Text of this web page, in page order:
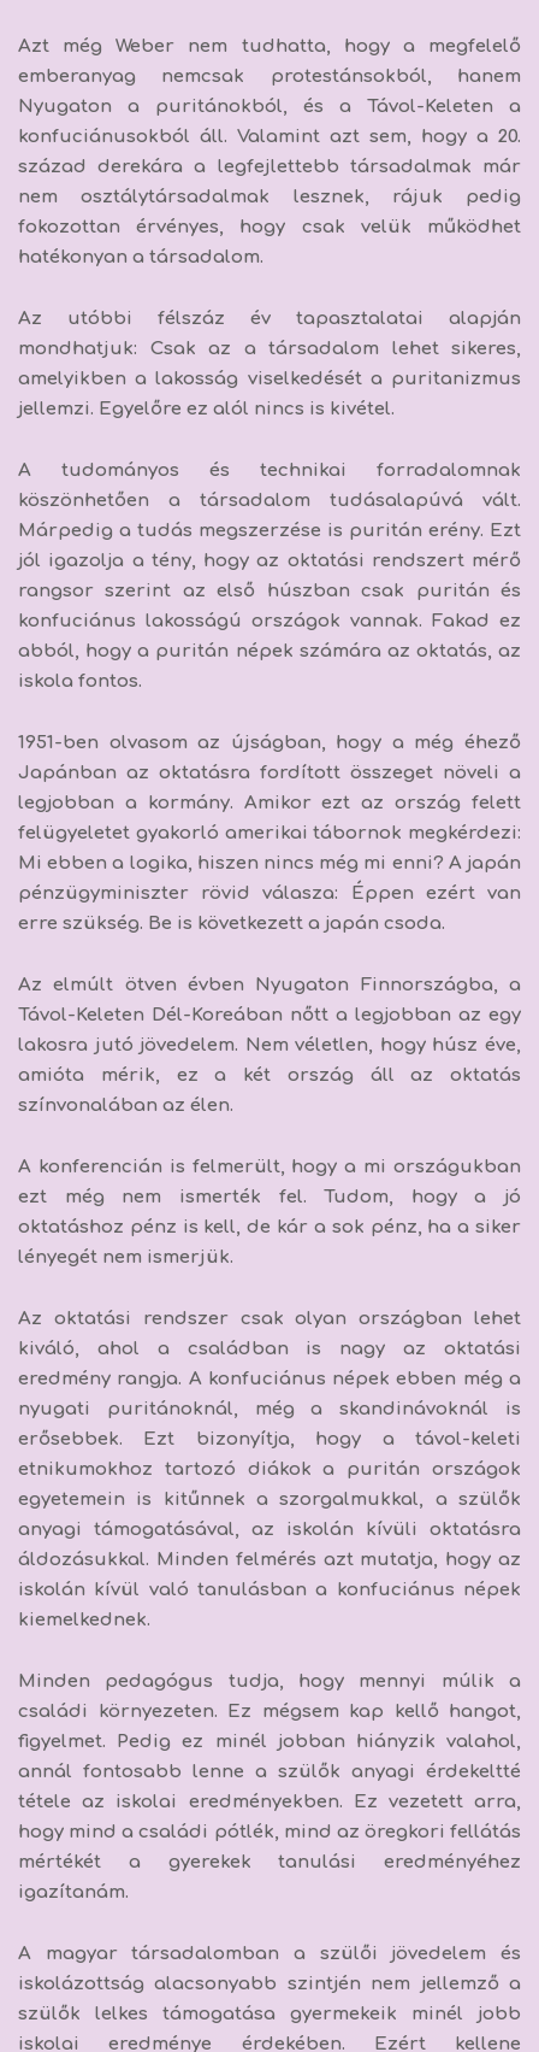
Azt még Weber nem tudhatta, hogy a megfelelő
emberanyag nemcsak protestánsokból, hanem
Nyugaton a puritánokból, és a Távol-Keleten a
konfuciánusokból áll. Valamint azt sem, hogy a 20.
század derekára a legfejlettebb társadalmak már
nem osztálytársadalmak lesznek, rájuk pedig
fokozottan érvényes, hogy csak velük működhet
hatékonyan a társadalom.
Az utóbbi félszáz év tapasztalatai alapján
mondhatjuk: Csak az a társadalom lehet sikeres,
amelyikben a lakosság viselkedését a puritanizmus
jellemzi. Egyelőre ez alól nincs is kivétel.
A tudományos és technikai forradalomnak
köszönhetően a társadalom tudásalapúvá vált.
Márpedig a tudás megszerzése is puritán erény. Ezt
jól igazolja a tény, hogyaz oktatási rendszert mérő
rangsor szerint az első húszban csak puritán és
konfuciánus lakosságú országok vannak.
Fakad ez
abból, hogy a puritán népek számára az oktatás, az
iskola fontos.
1951-ben olvasom az újságban, hogy a még éhező
Japánban az oktatásra fordított összeget növeli a
legjobban a kormány. Amikor ezt az ország felett
felügyeletet gyakorló amerikai tábornok megkérdezi:
Mi ebben a logika, hiszen nincs még mi enni? A japán
pénzügyminiszter rövid válasza: Éppen ezért van
erre szükség. Be is következett a japán csoda.
Az elmúlt ötven évben Nyugaton Finnországba, a
Távol-Keleten Dél-Koreában nőtt a legjobban az egy
lakosra jutó jövedelem. Nem véletlen, hogy húsz éve,
amióta mérik, ez a két ország áll az oktatás
színvonalában az élen.
A konferencián is felmerült, hogy a mi országukban
ezt még nem ismerték fel. Tudom, hogy a jó
oktatáshoz pénz is kell, de kár a sok pénz, ha a siker
lényegét nem ismerjük.
Az oktatási rendszer csak olyan országban lehet
kiváló, ahol a családban is nagy az oktatási
eredmény rangja. A konfuciánus népek ebben még a
nyugati puritánoknál, még a skandinávoknál is
erősebbek. Ezt bizonyítja, hogy a távol-keleti
etnikumokhoz tartozó diákok a puritán országok
egyetemein is kitűnnek a szorgalmukkal, a szülők
anyagi támogatásával, az iskolán kívüli oktatásra
áldozásukkal. Minden felmérés azt mutatja, hogy az
iskolán kívül való tanulásban a konfuciánus népek
kiemelkednek.
Minden pedagógus tudja, hogy mennyi múlik a
családi környezeten. Ez mégsem kap kellő hangot,
figyelmet. Pedig ez minél jobban hiányzik valahol,
annál fontosabb lenne a szülők anyagi érdekeltté
tétele az iskolai eredményekben. Ez vezetett arra,
hogy mind a családi pótlék, mind az öregkori fellátás
mértékét a gyerekek tanulási eredményéhez
igazítanám.
A magyar társadalomban a szülői jövedelem és
iskolázottság alacsonyabb szintjén nem jellemző a
szülők lelkes támogatása gyermekeik minél jobb
iskolai eredménye érdekében. Ezért kellene